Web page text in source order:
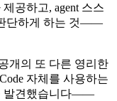
공하고, agent 스스
단하게 하는 것——
개의 또 다른 영리한
자체를 사용하는
발견했습니다——